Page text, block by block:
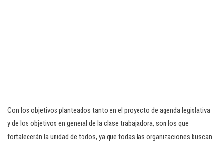
Con los objetivos planteados tanto en el proyecto de agenda legislativa
y de los objetivos en general de la clase trabajadora, son los que
fortalecerán la unidad de todos, ya que todas las organizaciones buscan